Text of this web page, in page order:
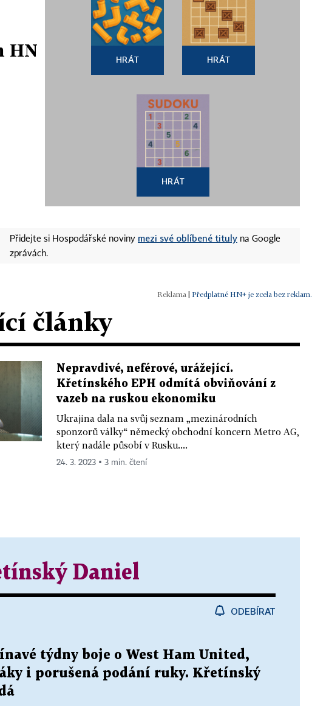
HN
HRÁT HRÁT
HRÁT
Přidejte si Hospodářské noviny mezi své oblíbené tituly na Google
zprávách.
| Předplatné HN+ je zcela bez reklam.
články
Nepravdivé, neférové, urážející.
Křetínského EPH odmítá obviňování z
vazeb na ruskou ekonomiku
Ukrajina dala na svůj seznam „mezinárodních
sponzorů války“ německý obchodní koncern Metro AG,
který nadále působí v Rusku....
24. 3. 2023 ▪ 3 min. čtení
Daniel
ODEBÍRAT
týdny boje o West Ham United,
i porušená podání ruky. Křetínský